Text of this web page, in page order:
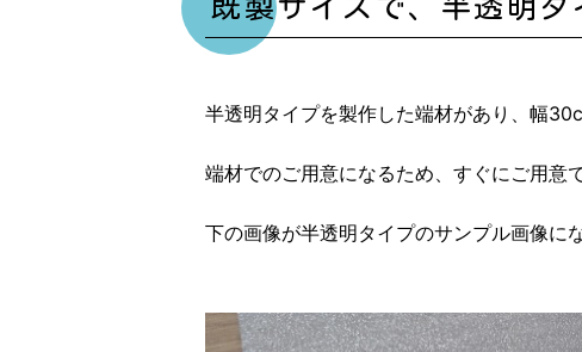
既製サイズで、半透明
半透明タイプを製作した端材があり、幅
端材でのご用意になるため、すぐにご用意
下の画像が半透明タイプのサンプル画像に